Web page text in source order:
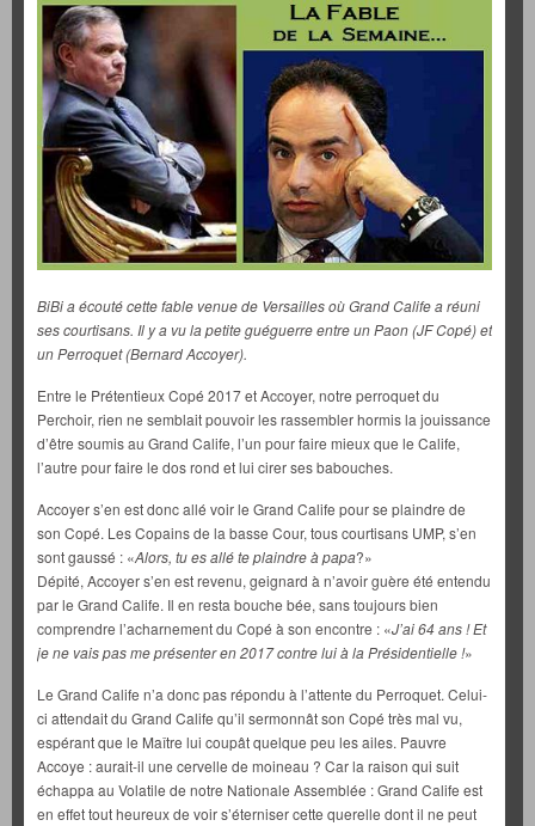
BiBi a écouté cette fable venue de Versailles où Grand Calife a réuni
ses courtisans. Il y a vu la petite guéguerre entre un Paon (JF Copé) et
un Perroquet (Bernard Accoyer).
Entre le Prétentieux Copé 2017 et Accoyer, notre perroquet du
Perchoir, rien ne semblait pouvoir les rassembler hormis la jouissance
d’être soumis au Grand Calife, l’un pour faire mieux que le Calife,
l’autre pour faire le dos rond et lui cirer ses babouches.
Accoyer s’en est donc allé voir le Grand Calife pour se plaindre de
son Copé. Les Copains de la basse Cour, tous courtisans UMP, s’en
sont gaussé : «Alors, tu es allé te plaindre à papa?»
Dépité, Accoyer s’en est revenu, geignard à n’avoir guère été entendu
par le Grand Calife. Il en resta bouche bée, sans toujours bien
comprendre l’acharnement du Copé à son encontre : «J’ai 64 ans ! Et
je ne vais pas me présenter en 2017 contre lui à la Présidentielle !»
Le Grand Calife n’a donc pas répondu à l’attente du Perroquet. Celui-
ci attendait du Grand Calife qu’il sermonnât son Copé très mal vu,
espérant que le Maître lui coupât quelque peu les ailes. Pauvre
Accoye : aurait-il une cervelle de moineau ? Car la raison qui suit
échappa au Volatile de notre Nationale Assemblée : Grand Calife est
en effet tout heureux de voir s’éterniser cette querelle dont il ne peut